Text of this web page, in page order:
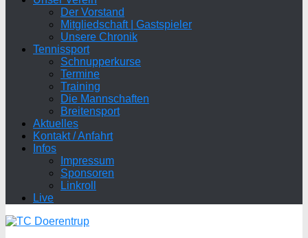
Der Vorstand
Mitgliedschaft | Gastspieler
Unsere Chronik
Tennissport
Schnupperkurse
Termine
Training
Die Mannschaften
Breitensport
Aktuelles
Kontakt / Anfahrt
Infos
Impressum
Sponsoren
Linkroll
Live